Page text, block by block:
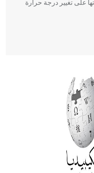
على تغيير درجة حرارة
في جروح الرأس. ويعود
في البحر ويتركب
أو شديد الحمرة وهو
الش